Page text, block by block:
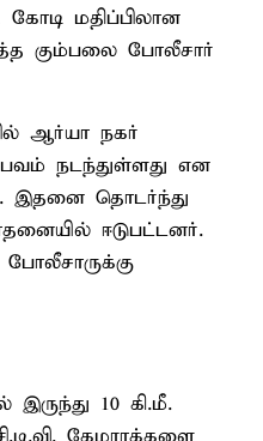
மதிப்பிலான
கும்பலை போலீசார்
ஆர்யா நகர்
நடந்துள்ளது என
இதனை தொடர்ந்து
ஈடுபட்டனர்.
இருந்து 10 கி.மீ.